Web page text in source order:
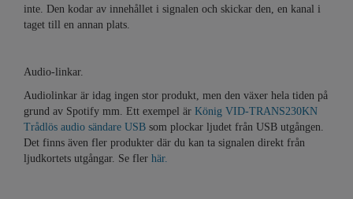
inte. Den kodar av innehållet i signalen och skickar den, en kanal i
taget till en annan plats.
Audio-linkar.
Audiolinkar är idag ingen stor produkt, men den växer hela tiden på
grund av Spotify mm. Ett exempel är König VID-TRANS230KN
Trådlös audio sändare USB som plockar ljudet från USB utgången.
Det finns även fler produkter där du kan ta signalen direkt från
ljudkortets utgångar. Se fler här.